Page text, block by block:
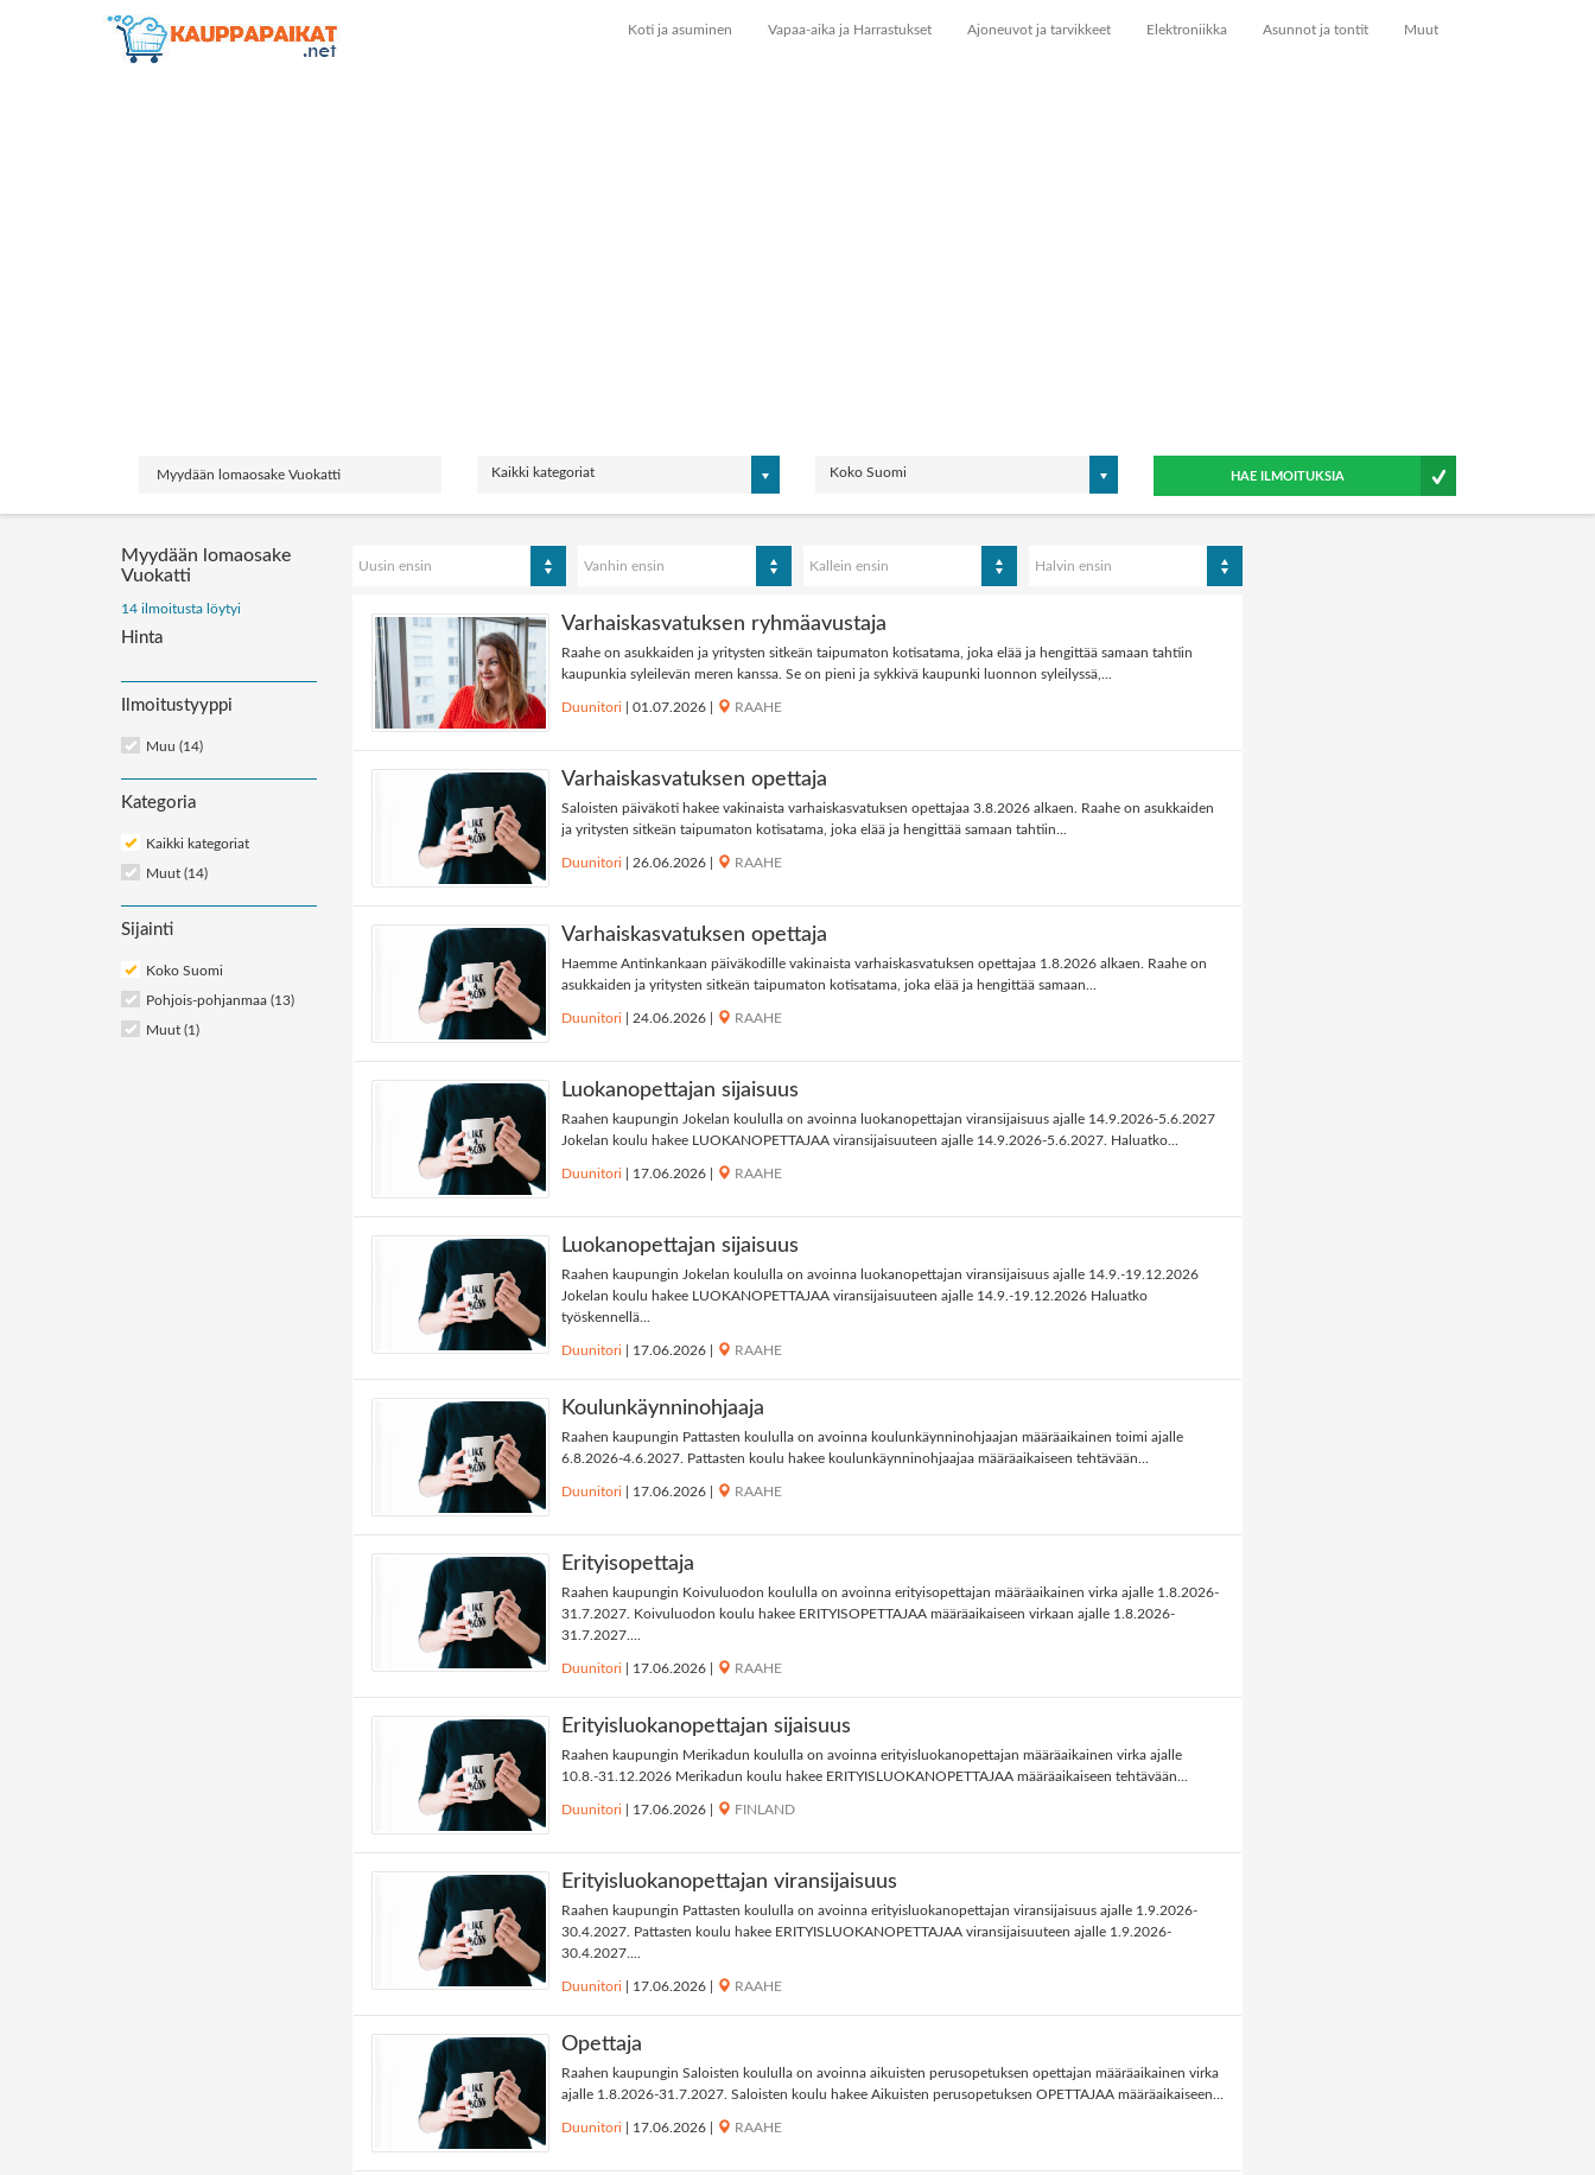
Koti ja asuminen Vapaa-aika ja Harrastukset Ajoneuvot ja tarvikkeet Elektroniikka Asunnot ja tontit Muut
Kaikki kategoriat Koko Suomi HAE ILMOITUKSIA
Myydään lomaosake
Vuokatti
14 ilmoitusta löytyi
Hinta
Ilmoitustyyppi
Muu (14)
Kategoria
Kaikki kategoriat
Muut (14)
Sijainti
Koko Suomi
Pohjois-pohjanmaa (13)
Muut (1)
Järjestä
ilmoitukset:
Uusin ensin Vanhin ensin Kallein ensin Halvin ensin
Varhaiskasvatuksen ryhmäavustaja
Raahe on asukkaiden ja yritysten sitkeän taipumaton kotisatama, joka elää ja hengittää samaan tahtiin
kaupunkia syleilevän meren kanssa. Se on pieni ja sykkivä kaupunki luonnon syleilyssä,...
Duunitori 01.07.2026 RAAHE
Varhaiskasvatuksen opettaja
Saloisten päiväkoti hakee vakinaista varhaiskasvatuksen opettajaa 3.8.2026 alkaen. Raahe on asukkaiden
ja yritysten sitkeän taipumaton kotisatama, joka elää ja hengittää samaan tahtiin...
Duunitori 26.06.2026 RAAHE
Varhaiskasvatuksen opettaja
Haemme Antinkankaan päiväkodille vakinaista varhaiskasvatuksen opettajaa 1.8.2026 alkaen. Raahe on
asukkaiden ja yritysten sitkeän taipumaton kotisatama, joka elää ja hengittää samaan...
Duunitori 24.06.2026 RAAHE
Luokanopettajan sijaisuus
Raahen kaupungin Jokelan koululla on avoinna luokanopettajan viransijaisuus ajalle 14.9.2026-5.6.2027
Jokelan koulu hakee LUOKANOPETTAJAA viransijaisuuteen ajalle 14.9.2026-5.6.2027. Haluatko...
Duunitori 17.06.2026 RAAHE
Luokanopettajan sijaisuus
Raahen kaupungin Jokelan koululla on avoinna luokanopettajan viransijaisuus ajalle 14.9.-19.12.2026
Jokelan koulu hakee LUOKANOPETTAJAA viransijaisuuteen ajalle 14.9.-19.12.2026 Haluatko
työskennellä...
Duunitori 17.06.2026 RAAHE
Koulunkäynninohjaaja
Raahen kaupungin Pattasten koululla on avoinna koulunkäynninohjaajan määräaikainen toimi ajalle
6.8.2026-4.6.2027. Pattasten koulu hakee koulunkäynninohjaajaa määräaikaiseen tehtävään...
Duunitori 17.06.2026 RAAHE
Erityisopettaja
Raahen kaupungin Koivuluodon koululla on avoinna erityisopettajan määräaikainen virka ajalle 1.8.2026-
31.7.2027. Koivuluodon koulu hakee ERITYISOPETTAJAA määräaikaiseen virkaan ajalle 1.8.2026-
31.7.2027....
Duunitori 17.06.2026 RAAHE
Erityisluokanopettajan sijaisuus
Raahen kaupungin Merikadun koululla on avoinna erityisluokanopettajan määräaikainen virka ajalle
10.8.-31.12.2026 Merikadun koulu hakee ERITYISLUOKANOPETTAJAA määräaikaiseen tehtävään...
Duunitori 17.06.2026 FINLAND
Erityisluokanopettajan viransijaisuus
Raahen kaupungin Pattasten koululla on avoinna erityisluokanopettajan viransijaisuus ajalle 1.9.2026-
30.4.2027. Pattasten koulu hakee ERITYISLUOKANOPETTAJAA viransijaisuuteen ajalle 1.9.2026-
30.4.2027....
Duunitori 17.06.2026 RAAHE
Opettaja
Raahen kaupungin Saloisten koululla on avoinna aikuisten perusopetuksen opettajan määräaikainen virka
ajalle 1.8.2026-31.7.2027. Saloisten koulu hakee Aikuisten perusopetuksen OPETTAJAA määräaikaiseen...
Duunitori 17.06.2026 RAAHE